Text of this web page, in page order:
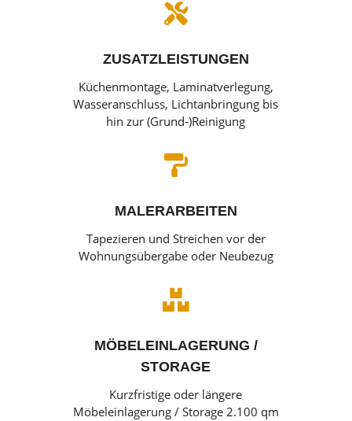

ZUSATZLEISTUNGEN
Küchenmontage, Laminatverlegung,
Wasseranschluss, Lichtanbringung bis
hin zur (Grund-)Reinigung

MALERARBEITEN
Tapezieren und Streichen vor der
Wohnungsübergabe oder Neubezug

MÖBELEINLAGERUNG /
STORAGE
Kurzfristige oder längere
Möbeleinlagerung / Storage 2.100 qm